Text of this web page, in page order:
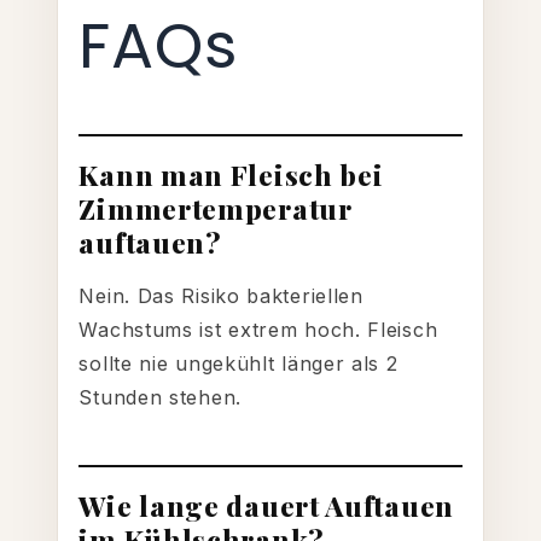
FAQs
Kann man Fleisch bei
Zimmertemperatur
auftauen?
Nein. Das Risiko bakteriellen
Wachstums ist extrem hoch. Fleisch
sollte nie ungekühlt länger als 2
Stunden stehen.
Wie lange dauert Auftauen